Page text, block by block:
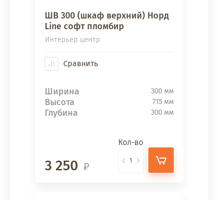
ШВ 300 (шкаф верхний) Норд
Line софт пломбир
Интерьер центр
Сравнить
Ширина 300 мм
Высота 715 мм
Глубина 300 мм
3 250
Кол-во